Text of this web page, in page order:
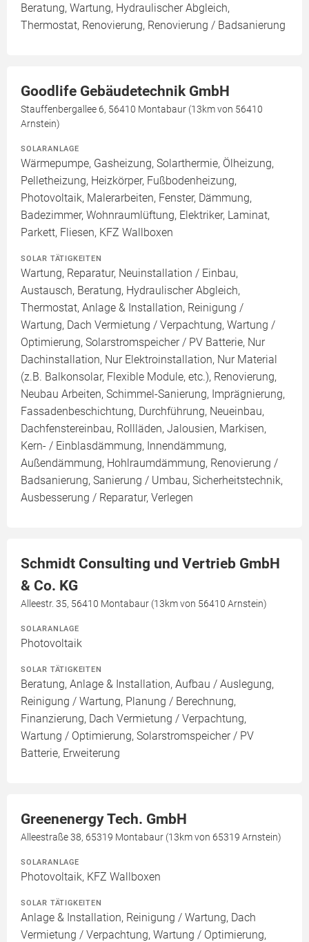
Beratung, Wartung, Hydraulischer Abgleich,
Thermostat, Renovierung, Renovierung / Badsanierung
Goodlife Gebäudetechnik GmbH
Stauffenbergallee 6, 56410 Montabaur (13km von 56410
Arnstein)
SOLARANLAGE
Wärmepumpe, Gasheizung, Solarthermie, Ölheizung,
Pelletheizung, Heizkörper, Fußbodenheizung,
Photovoltaik, Malerarbeiten, Fenster, Dämmung,
Badezimmer, Wohnraumlüftung, Elektriker, Laminat,
Parkett, Fliesen, KFZ Wallboxen
SOLAR TÄTIGKEITEN
Wartung, Reparatur, Neuinstallation / Einbau,
Austausch, Beratung, Hydraulischer Abgleich,
Thermostat, Anlage & Installation, Reinigung /
Wartung, Dach Vermietung / Verpachtung, Wartung /
Optimierung, Solarstromspeicher / PV Batterie, Nur
Dachinstallation, Nur Elektroinstallation, Nur Material
(z.B. Balkonsolar, Flexible Module, etc.), Renovierung,
Neubau Arbeiten, Schimmel-Sanierung, Imprägnierung,
Fassadenbeschichtung, Durchführung, Neueinbau,
Dachfenstereinbau, Rollläden, Jalousien, Markisen,
Kern- / Einblasdämmung, Innendämmung,
Außendämmung, Hohlraumdämmung, Renovierung /
Badsanierung, Sanierung / Umbau, Sicherheitstechnik,
Ausbesserung / Reparatur, Verlegen
Schmidt Consulting und Vertrieb GmbH
& Co. KG
Alleestr. 35, 56410 Montabaur (13km von 56410 Arnstein)
SOLARANLAGE
Photovoltaik
SOLAR TÄTIGKEITEN
Beratung, Anlage & Installation, Aufbau / Auslegung,
Reinigung / Wartung, Planung / Berechnung,
Finanzierung, Dach Vermietung / Verpachtung,
Wartung / Optimierung, Solarstromspeicher / PV
Batterie, Erweiterung
Greenenergy Tech. GmbH
Alleestraße 38, 65319 Montabaur (13km von 65319 Arnstein)
SOLARANLAGE
Photovoltaik, KFZ Wallboxen
SOLAR TÄTIGKEITEN
Anlage & Installation, Reinigung / Wartung, Dach
Vermietung / Verpachtung, Wartung / Optimierung,